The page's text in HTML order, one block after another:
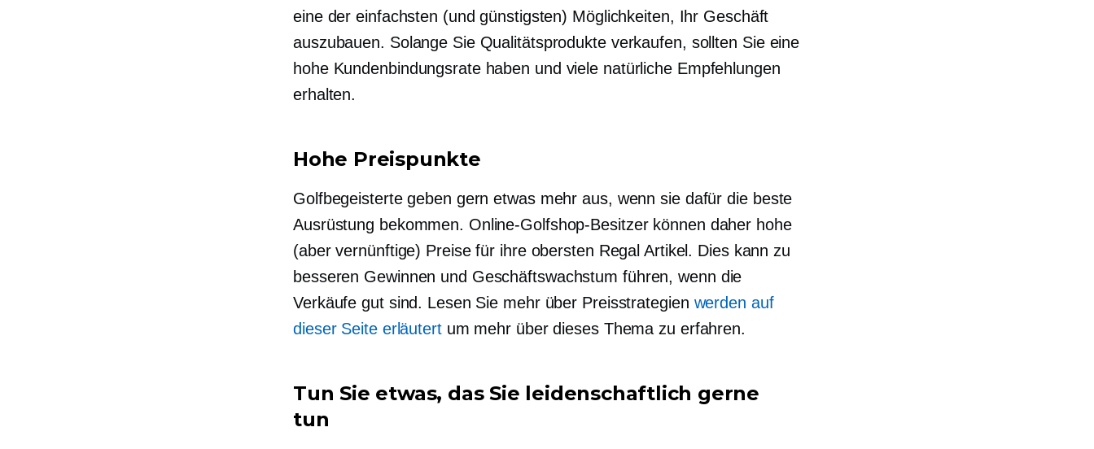
eine der einfachsten (und günstigsten) Möglichkeiten, Ihr Geschäft
auszubauen. Solange Sie Qualitätsprodukte verkaufen, sollten Sie eine
hohe Kundenbindungsrate haben und viele natürliche Empfehlungen
erhalten.
Hohe Preispunkte
Golfbegeisterte geben gern etwas mehr aus, wenn sie dafür die beste
Ausrüstung bekommen. Online-Golfshop-Besitzer können daher hohe
(aber vernünftige) Preise für ihre obersten Regal Artikel. Dies kann zu
besseren Gewinnen und Geschäftswachstum führen, wenn die
Verkäufe gut sind. Lesen Sie mehr über Preisstrategien werden auf
dieser Seite erläutertum mehr über dieses Thema zu erfahren.
Tun Sie etwas, das Sie leidenschaftlich gerne
tun